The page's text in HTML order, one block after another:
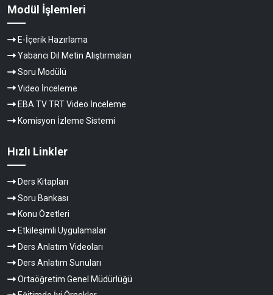
Modül İşlemleri
E-İçerik Hazırlama
Yabancı Dil Metin Alıştırmaları
Soru Modülü
Video İnceleme
EBA TV TRT Video İnceleme
Komisyon İzleme Sistemi
Hızlı Linkler
Ders Kitapları
Soru Bankası
Konu Özetleri
Etkileşimli Uygulamalar
Ders Anlatım Videoları
Ders Anlatım Sunuları
Ortaöğretim Genel Müdürlüğü